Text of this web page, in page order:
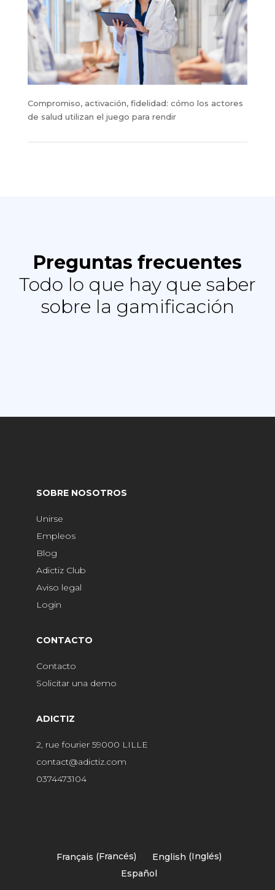
Compromiso, activación, fidelidad: cómo los actores
de salud utilizan el juego para rendir
Preguntas frecuentes
Todo lo que hay que saber
sobre la gamificación
SOBRE NOSOTROS
Unirse
Empleos
Blog
Adictiz Club
Aviso legal
Login
CONTACTO
Contacto
Solicitar una demo
ADICTIZ
2, rue fourier 59000 LILLE
contact@adictiz.com
0374473104
Français (Francés) English (Inglés)
Español